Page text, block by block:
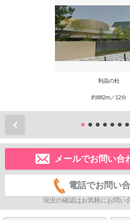
利晶の杜
約882m／12分
メールでお問い合
電話でお問い
現況の確認はお気軽にお問い